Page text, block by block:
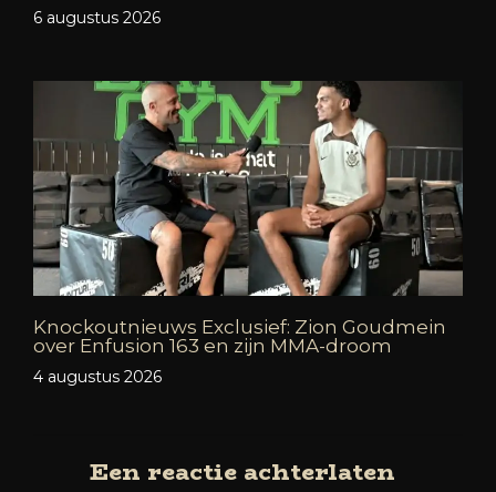
6 augustus 2026
Knockoutnieuws Exclusief: Zion Goudmein
over Enfusion 163 en zijn MMA-droom
4 augustus 2026
Een reactie achterlaten